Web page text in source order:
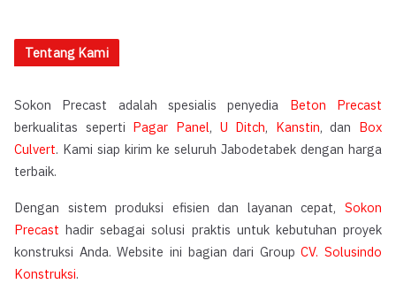
Tentang Kami
Sokon Precast adalah spesialis penyedia Beton Precast
berkualitas seperti Pagar Panel, U Ditch, Kanstin, dan Box
Culvert. Kami siap kirim ke seluruh Jabodetabek dengan harga
terbaik.
Dengan sistem produksi efisien dan layanan cepat, Sokon
Precast hadir sebagai solusi praktis untuk kebutuhan proyek
konstruksi Anda. Website ini bagian dari GroupCV. Solusindo
Konstruksi.